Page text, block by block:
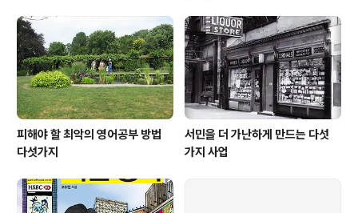
피해야 할 최악의 영어공부 방법
다섯가지
서민을 더 가난하게 만드는 다섯
가지 사업